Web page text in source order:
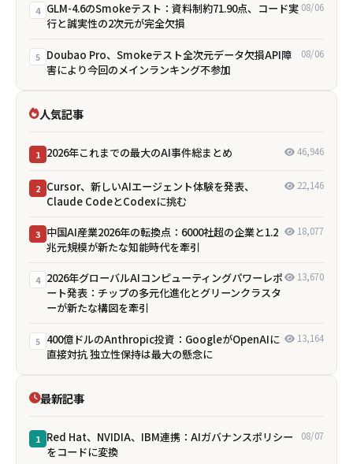
4 GLM-4.6のSmokeテスト：資料制約71.90点、コード実
行と誠実性の2次元が完全欠損
08/06
5 Doubao Pro、Smokeテスト全次元データ欠損――API障
害により今回のメインランキング不参加
08/06
人気記事
1 2026年これまでの最大のAI事件総まとめ 46,946
2 Cursor、新しいAIエージェント体験を発表、
Claude CodeとCodexに挑む
22,146
3 中国AI産業2026年の転換点：6000社超の企業と1.2
兆元規模が新たな知能時代を牽引
18,077
4 2026年グローバルAIコンピューティングパワーレポ
ート発表：チップの多元化進化とグリーンクラスタ
ーが新たな構図を牽引
13,670
5 400億ドルのAnthropic投資：GoogleがOpenAIに
直接対抗 独立性保持は最大の懸念に
13,164
最新記事
1 Red Hat、NVIDIA、IBM連携：AIガバナンスポリシー
をコードに変換
08/07